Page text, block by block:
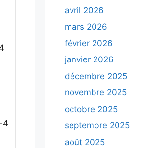
4
avril 2026
mars 2026
février 2026
janvier 2026
décembre 2025
novembre 2025
octobre 2025
septembre 2025
août 2025